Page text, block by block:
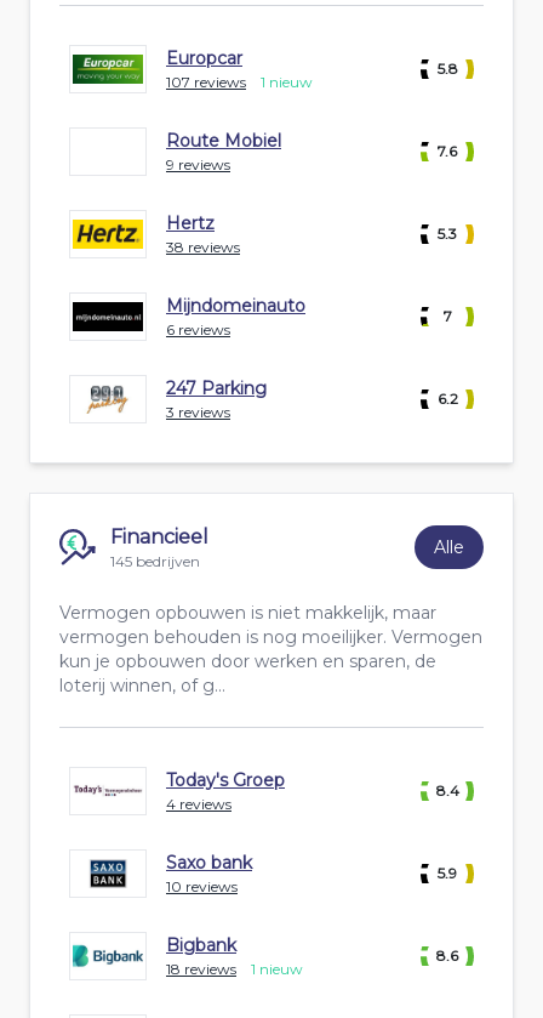
Europcar
107 reviews 1 nieuw
5.8
Route Mobiel
9 reviews
7.6
Hertz
38 reviews
5.3
Mijndomeinauto
6 reviews
7
247 Parking
3 reviews
6.2
Financieel
145 bedrijven
Alle
Vermogen opbouwen is niet makkelijk, maar
vermogen behouden is nog moeilijker. Vermogen
kun je opbouwen door werken en sparen, de
loterij winnen, of g...
Today's Groep
4 reviews
8.4
Saxo bank
10 reviews
5.9
Bigbank
18 reviews 1 nieuw
8.6